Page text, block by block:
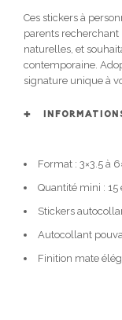
Ces stickers à
parents recherchant
naturelles, et
contemporaine.
signature unique à
Format : 3×3.5 à
Quantité mini :
Stickers
Autocollant
Finition mate